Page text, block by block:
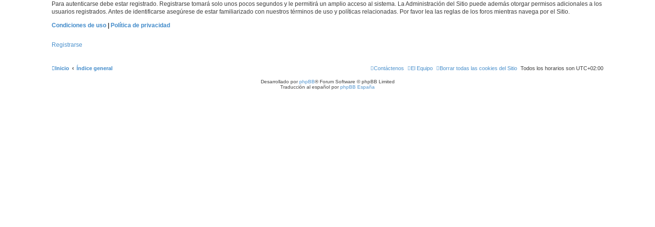
Para autenticarse debe estar registrado. Registrarse tomará solo unos pocos segundos y le permitirá un amplio acceso al sistema. La Administración del Sitio puede además otorgar permisos adicionales a los
usuarios registrados. Antes de identificarse asegúrese de estar familiarizado con nuestros términos de uso y políticas relacionadas. Por favor lea las reglas de los foros mientras navega por el Sitio.
Condiciones de uso
Política de privacidad
Registrarse
Inicio Índice general Todos los horarios son UTC+02:00
Borrar todas las cookies del Sitio
El Equipo
Contáctenos
Desarrollado porphpBB® Forum Software © phpBB Limited
Traducción al español porphpBB España